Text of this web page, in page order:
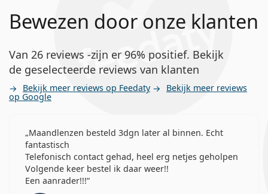
Bewezen door onze klanten
Van 26 reviews -zijn er 96% positief. Bekijk
de geselecteerde reviews van klanten
Bekijk meer reviews op Feedaty Bekijk meer reviews
op Google
Maandlenzen besteld 3dgn later al binnen. Echt
fantastisch
Telefonisch contact gehad, heel erg netjes geholpen
Volgende keer bestel ik daar weer!!
Een aanrader!!!